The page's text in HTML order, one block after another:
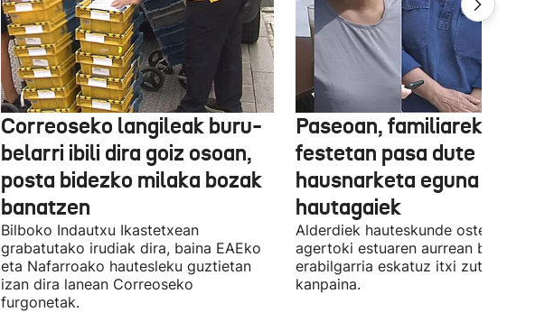
Correoseko langileak buru-
belarri ibili dira goiz osoan,
posta bidezko milaka bozak
banatzen
Bilboko Indautxu Ikastetxean
grabatutako irudiak dira, baina EAEko
eta Nafarroako hautesleku guztietan
izan dira lanean Correoseko
furgonetak.
Paseoan, familiarekin edo
festetan pasa dute
hausnarketa eguna
hautagaiek
Alderdiek hauteskunde osteko
agertoki estuaren aurrean boto
erabilgarria eskatuz itxi zuten atzo
kanpaina.